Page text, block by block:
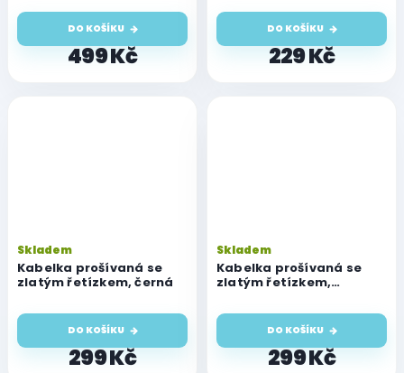
velikost 4XL+, černé
499 Kč
DO KOŠÍKU
229 Kč
DO KOŠÍKU
Kabelka prošívaná se
zlatým řetízkem, černá
Skladem
299 Kč
DO KOŠÍKU
Kabelka prošívaná se
zlatým řetízkem,
Skladem
299 Kč
DO KOŠÍKU